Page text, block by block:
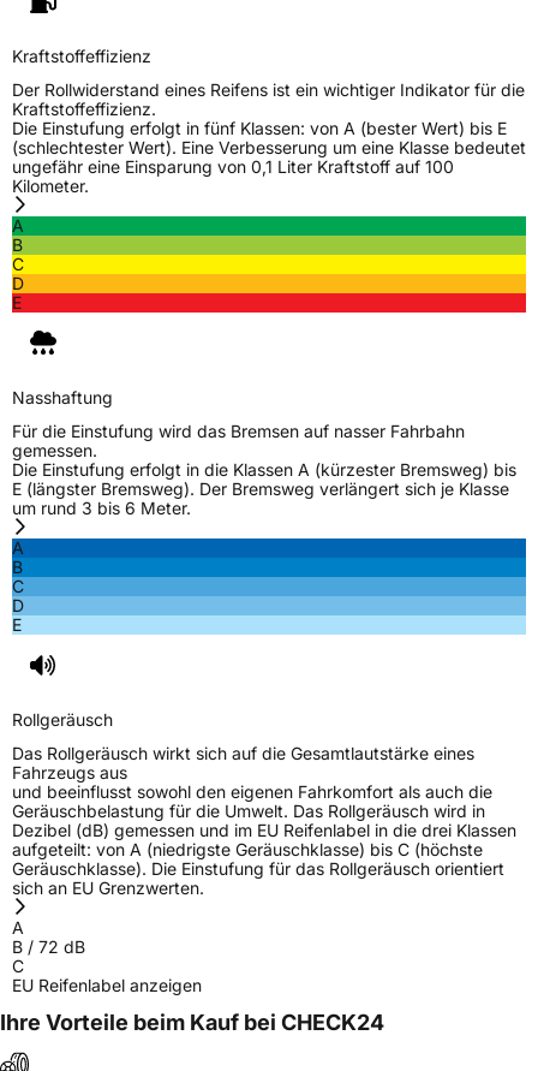
Fahrzeugtyp
VerwendungSommerreifen
ModellnameUltra ARZ 5
FahrzeugartPKW & SUV
Weitere Eigenschaften
SchlauchtypTL
ZustandNeureifen
Verstärkt
EU Label
EffizienzC
Nasshaftung
3PMSF / Schneeflockensymbol / Alpine-Symbol Nein
EPREL ID563989
Allgemeine Produktsicherheit (GPSR)
HerstellerkontaktARIVO, Taishan Road Cao County Heze City
Kraftstoffeffizienz
Der Rollwiderstand eines Reifens ist ein wichtiger Indikator für die
Kraftstoffeffizienz.
Die Einstufung erfolgt in fünf Klassen: von A (bester Wert) bis E
(schlechtester Wert). Eine Verbesserung um eine Klasse bedeutet
ungefähr eine Einsparung von 0,1 Liter Kraftstoff auf 100
Kilometer.
A
B
C
D
E
Nasshaftung
Für die Einstufung wird das Bremsen auf nasser Fahrbahn
gemessen.
Die Einstufung erfolgt in die Klassen A (kürzester Bremsweg) bis
E (längster Bremsweg). Der Bremsweg verlängert sich je Klasse
um rund 3 bis 6 Meter.
A
B
C
D
E
Rollgeräusch
Das Rollgeräusch wirkt sich auf die Gesamtlautstärke eines
Fahrzeugs aus
und beeinflusst sowohl den eigenen Fahrkomfort als auch die
Geräuschbelastung für die Umwelt. Das Rollgeräusch wird in
Dezibel (dB) gemessen und im EU Reifenlabel in die drei Klassen
aufgeteilt: von A (niedrigste Geräuschklasse) bis C (höchste
Geräuschklasse). Die Einstufung für das Rollgeräusch orientiert
sich an EU Grenzwerten.
A
B / 72 dB
C
EU Reifenlabel anzeigen
Ihre Vorteile beim Kauf bei CHECK24